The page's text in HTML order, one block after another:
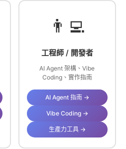
👨‍💻
工程師 / 開發者
AI Agent 架構、Vibe
Coding、實作指南
AI Agent 指南 →
Vibe Coding →
生產力工具 →